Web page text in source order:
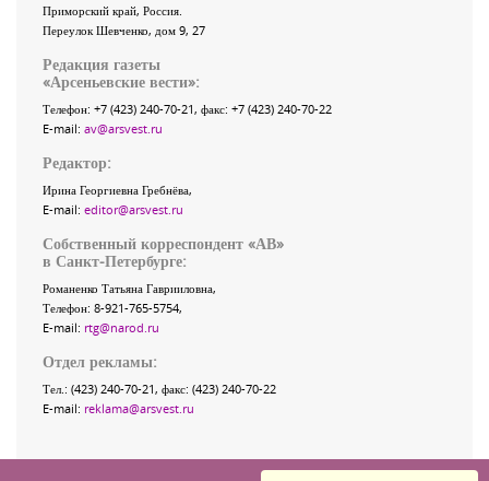
Приморский край, Россия
Переулок Шевченко, дом 9, 27
Редакция газеты
«Арсеньевские вести»:
Телефон: +7 (423) 240-70-21, факс: +7 (423) 240-70-22
E-mail: av@arsvest.ru
Редактор:
Ирина Георгиевна Гребнёва,
E-mail: editor@arsvest.ru
Собственный корреспондент «АВ»
в Санкт-Петербурге:
Романенко Татьяна Гаврииловна,
Телефон: 8-921-765-5754,
E-mail: rtg@narod.ru
Отдел рекламы:
Тел.: (423) 240-70-21, факс: (423) 240-70-22
E-mail: reklama@arsvest.ru